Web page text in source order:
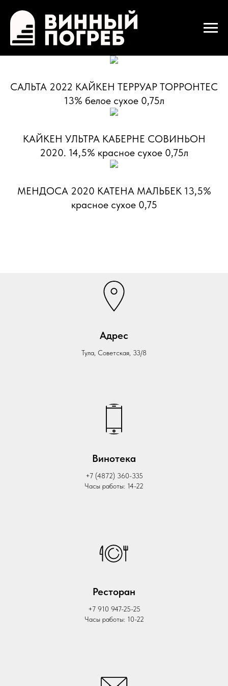
САЛЬТА 2022 КАЙКЕН ТЕРРУАР ТОРРОНТЕС
13% белое сухое 0,75л
КАЙКЕН УЛЬТРА КАБЕРНЕ СОВИНЬОН
2020. 14,5% красное сухое 0,75л
МЕНДОСА 2020 КАТЕНА МАЛЬБЕК 13,5%
красное сухое 0,75
Адрес
Тула, Советская, 33/8
Винотека
+7 (4872) 360-335
Часы работы: 14-22
Ресторан
+7 910 947-25-25
Часы работы: 10-22